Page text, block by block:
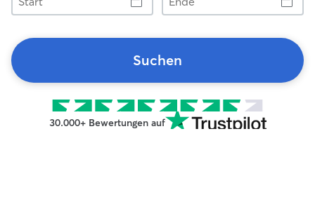
Suchen
30.000+ Bewertungen auf